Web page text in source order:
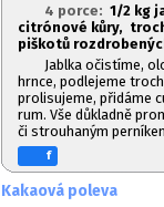
4 porce: 1/2 kg
citrónové kůry,
piškotů
Jablka očistíme,
hrnce, podlejeme
prolisujeme, přidáme
rum. Vše důkladně
či strouhaným
f
Kakaová poleva